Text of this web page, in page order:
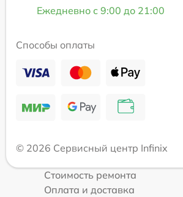
Ежедневно с 9:00 до 21:00
Способы оплаты
© 2026 Сервисный центр Infinix
Стоимость ремонта
Оплата и доставка